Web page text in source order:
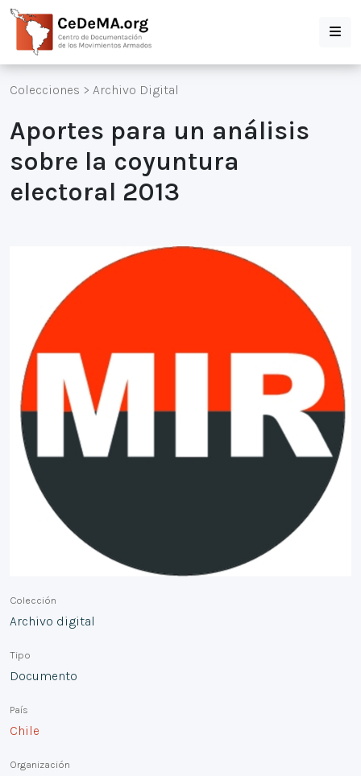
Colecciones > Archivo Digital
Aportes para un análisis
sobre la coyuntura
electoral 2013
Colección
Archivo digital
Tipo
Documento
País
Chile
Organización